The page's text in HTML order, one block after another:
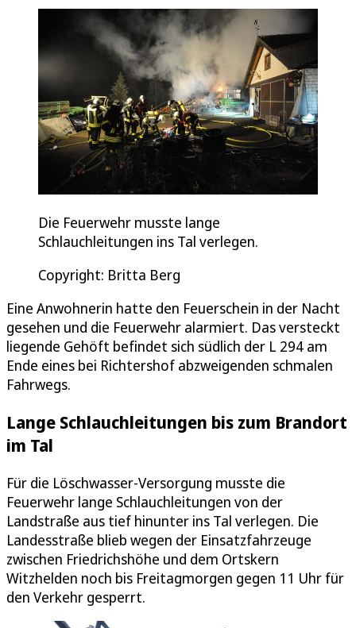
Die Feuerwehr musste lange
Schlauchleitungen ins Tal verlegen.
Copyright: Britta Berg
Eine Anwohnerin hatte den Feuerschein in der Nacht
gesehen und die Feuerwehr alarmiert. Das versteckt
liegende Gehöft befindet sich südlich der L 294 am
Ende eines bei Richtershof abzweigenden schmalen
Fahrwegs.
Lange Schlauchleitungen bis zum Brandort
im Tal
Für die Löschwasser-Versorgung musste die
Feuerwehr lange Schlauchleitungen von der
Landstraße aus tief hinunter ins Tal verlegen. Die
Landesstraße blieb wegen der Einsatzfahrzeuge
zwischen Friedrichshöhe und dem Ortskern
Witzhelden noch bis Freitagmorgen gegen 11 Uhr für
den Verkehr gesperrt.